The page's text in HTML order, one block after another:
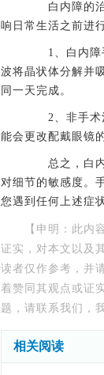
白内障的治
响日常生活之前进行
1、白内障手
波将晶状体分解并
同一天完成。
2、非手术治
能会更改配戴眼镜
总之，白内
对细节的敏感度。
您遇到任何上述症
【申明：此内
证实，对本文以及
读者仅作参考，并
着赞同其观点或证
题，请联系我们，
相关阅读